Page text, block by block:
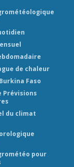
de chaleur
Faso
Prévisions
du climat
pour